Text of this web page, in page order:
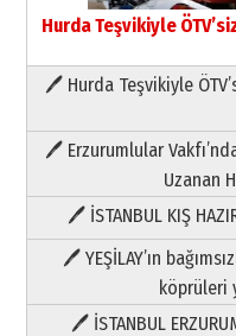
Hurda Teşvikiyle
🖊 Hurda Teşvikiyle
🖊 Erzurumlular
Uzanan
🖊 İSTANBUL KIŞ
🖊 YEŞİLAY’ın
köprüleri
🖊 İSTANBUL
Paranın Aile
03 Ağustos 2026 Pazartesi
Yıldırım
HAVVA’NIN
09 Temmuz 2026